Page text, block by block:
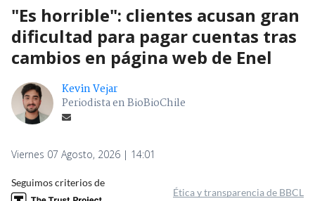
"Es horrible": clientes acusan gran
dificultad para pagar cuentas tras
cambios en página web de Enel
Kevin Vejar
Periodista en BioBioChile
Viernes 07 Agosto, 2026 | 14:01
Seguimos criterios de
Ética y transparencia de BBCL